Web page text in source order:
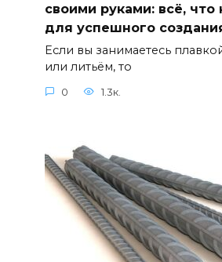
своими руками: всё, что
для успешного
Если вы занимаетесь
или литьём, то
0 1.3к.